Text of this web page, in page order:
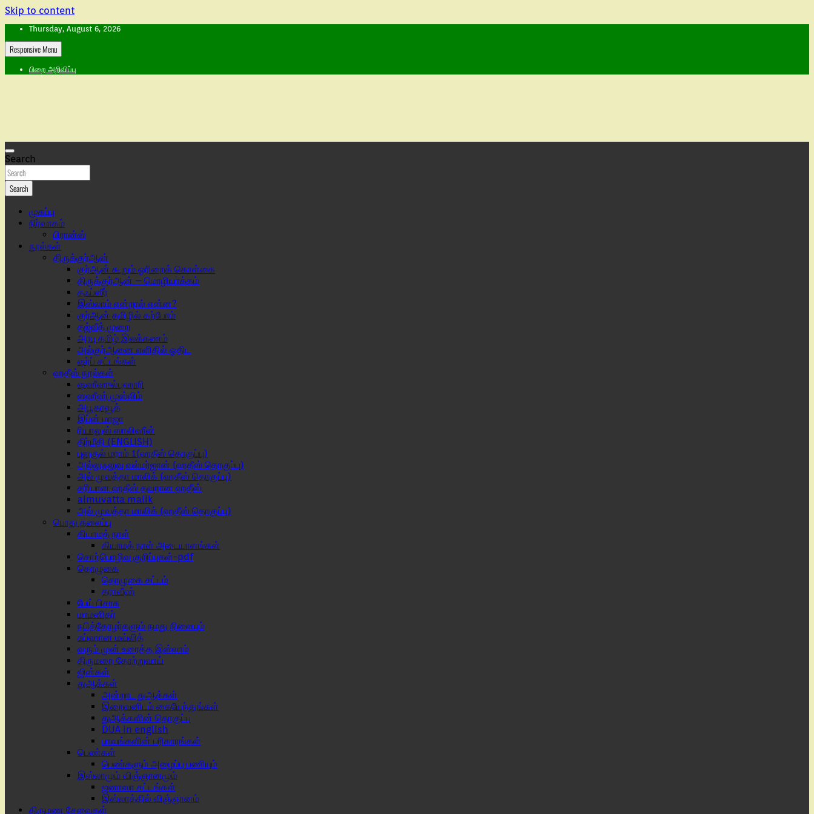
Skip to content
Thursday, August 6, 2026
Responsive Menu
பிறை அறிவிப்பு
Search
Search
முகப்பு
நிர்வாகம்
பிரான்ஸ்
நூல்கள்
திருக்குர்ஆன்
குர்ஆன் கூறும் ஓரிறைக் கொள்கை
திருக்குர்ஆன் – மொழியாக்கம்
தஃப்ஸீர்
இஸ்லாம் என்றால் என்ன?
குர்ஆன் தமிழில் கற்போம்
தஜ்வீத் முறை
அரபு தமிழ் இலக்கணம்
அல்குர்ஆனை எளிதில் ஓதிட
ஷர்ப் சட்டங்கள்
ஹதீஸ் நூல்கள்
ஷஹீஹுல்புஹாரி
ஸஹீஹ் முஸ்லிம்
அபூதாவூத்
இப்ன் மாஜா
ரியாலுஸ் ஸாலிஹீன்
திர்மீதி (ENGLISH)
புலுகுல் மராம் 1(ஹதீஸ் தொகுப்பு)
அல்லுஃலுவு வல்மர்ஜான் (ஹதீஸ் தொகுப்பு)
அல் முவத்தா மாலிக் (ஹதீஸ் தொகுப்பு)
சரியான ஹதீஸ் தவறான ஹதீஸ்
almuvatta malik
அல் முவத்தா மாலிக் (ஹதீஸ் தொகுப்பு)
பொது தலைப்பு
கியாமத் நாள்
கியாமத் நாள் அடையாளங்கள்
சொற்பொழிவு குறிப்புகள்-pdf
தொழுகை
தொழுகை சட்டம்
தராவீஹ்
பேய் பிசாசு
மாமனிதர்
நபித்தோழர்களும் நமது நிலையும்
சுப்ஹான மவ்லித்
வரும் முன் உரைத்த இஸ்லாம்
திருமறை தோற்றுவாய்
ஜின்கள்
துஆக்கள்
அன்றாட துஆக்கள்
இறைவனிடம் கையேந்துங்கள்
துஆக்களின் தொகுப்பு
DUA in english
பாவங்களின் பரிகாரங்கள்
பெண்கள்
பெண்களும் அழைப்பு பணியும்
இஸ்லாமும் விஞ்ஞானமும்
ஜனாஸா சட்டங்கள்
இஸ்லாத்தில் விஞ்ஞானம்
திருமண சேவைகள்